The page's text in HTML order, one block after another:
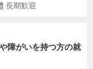
長期歓迎
障がいを持つ方の就